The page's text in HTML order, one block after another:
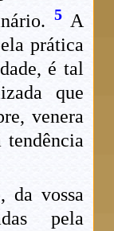
5A
prática
é tal
que
venera
tendência
da vossa
pela